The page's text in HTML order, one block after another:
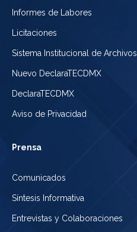
Informes de Labores
Licitaciones
Sistema Institucional de Archivos
Nuevo DeclaraTECDMX
DeclaraTECDMX
Aviso de Privacidad
Prensa
Comunicados
Síntesis Informativa
Entrevistas y Colaboraciones